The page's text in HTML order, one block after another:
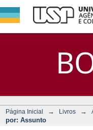
Página Inicial → Livros →
por: Assunto